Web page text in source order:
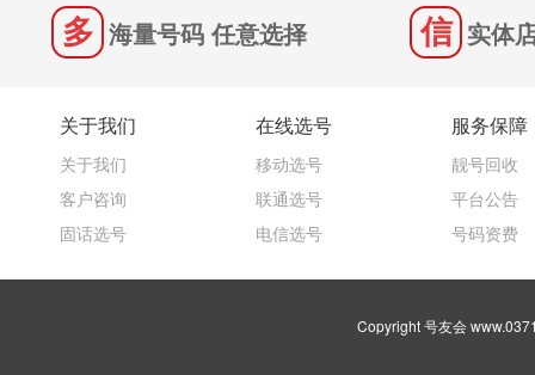
海量号码 任意选择 实体
关于我们
关于我们
客户咨询
固话选号
在线选号
移动选号
联通选号
电信选号
服务保障
靓号回收
平台公告
号码资费
Copyright 号友会